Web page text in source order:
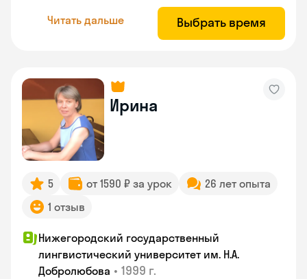
Читать дальше Выбрать время
Ирина
5 от 1590 ₽ за урок
26 лет опыта
1 отзыв
Нижегородский государственный
лингвистический университет им. Н.А.
Добролюбова • 1999 г.